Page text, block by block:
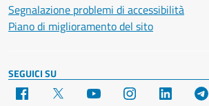
Segnalazione problemi di accessibilità
Piano di miglioramento del sito
SEGUICI SU
Facebook YouTube Instagram LinkedIn